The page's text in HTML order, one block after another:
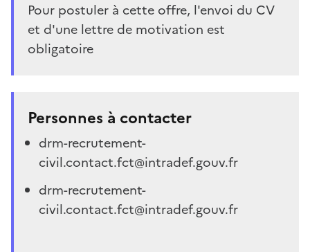
Pour postuler à cette offre, l'envoi du CV
et d'une lettre de motivation est
obligatoire
Personnes à contacter
drm-recrutement-
civil.contact.fct@intradef.gouv.fr
drm-recrutement-
civil.contact.fct@intradef.gouv.fr